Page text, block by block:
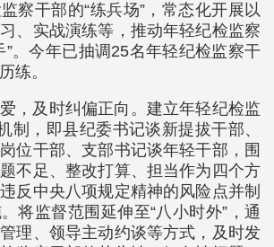
察干部的“练兵场”，常态化开展以
、实战演练等，推动年轻纪检监察
”。今年已抽调25名年轻纪检监察干
练。
，及时纠偏正向。建立年轻纪检监
制，即县纪委书记谈新提拔干部、
位干部、支部书记谈年轻干部，围
不足、整改打算、担当作为四个方
反中央八项规定精神的风险点并制
将监督范围延伸至“八小时外”，通
理、领导主动约谈等方式，及时发